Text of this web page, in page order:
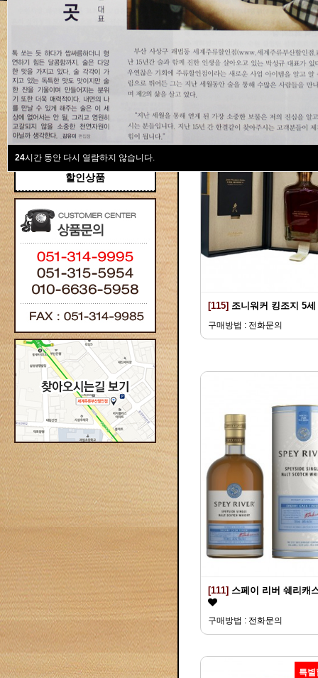
24시간 동안 다시 열람하지 않습니다.
새계주류부산할인점
위스키
브랜디/꼬냑
와인선물세트
와인
선물용
할인상품
Total 115건1 페이지
[115] 조니워커 킹조지 5세
구매방법 : 전화문의
[111] 스페이 리버 쉐리캐
구매방법 : 전화문의
특별